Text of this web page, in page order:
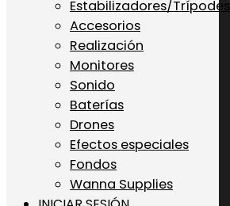
Estabilizadores/Trípodes
Accesorios
Realización
Monitores
Sonido
Baterías
Drones
Efectos especiales
Fondos
Wanna Supplies